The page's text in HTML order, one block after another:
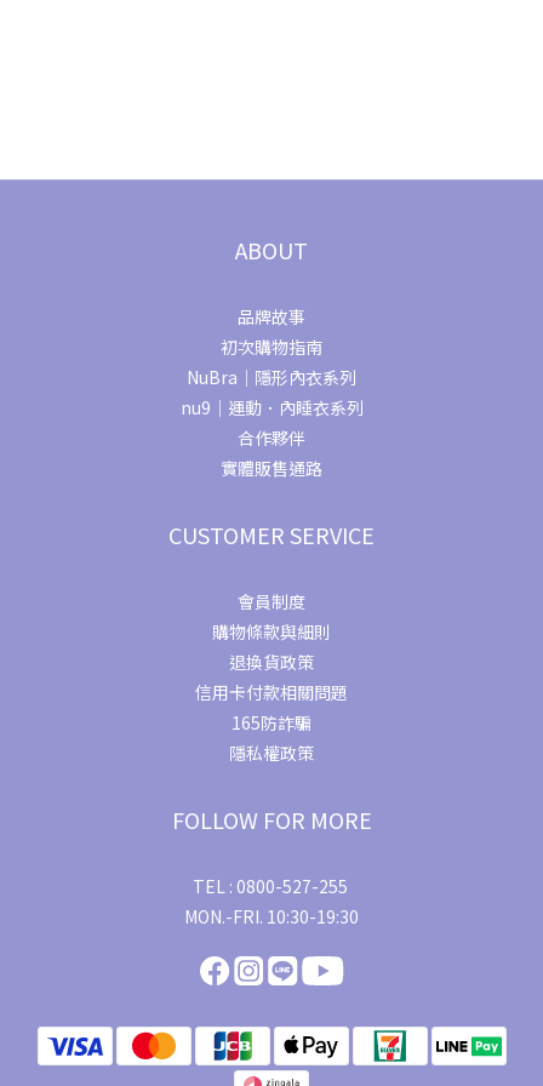
ABOUT
品牌故事
初次購物指南
NuBra｜隱形內衣系列
nu9｜運動．內睡衣系列
合作夥伴
實體販售通路
CUSTOMER SERVICE
會員制度
購物條款與細則
退換貨政策
信用卡付款相關問題
165防詐騙
隱私權政策
FOLLOW FOR MORE
TEL : 0800-527-255
MON.-FRI. 10:30-19:30